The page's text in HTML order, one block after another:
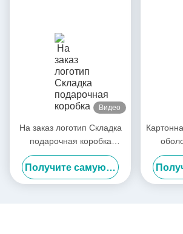
Видео
На заказ логотип Складка
подарочная коробка
Хранилище Бумажная
обувь Одежда Коробка
упаковки
Получите самую лучшую цену